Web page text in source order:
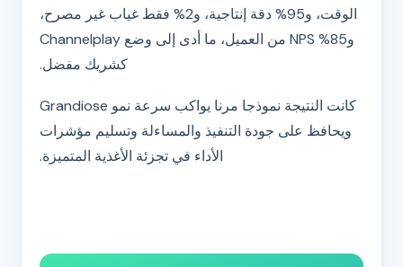
الوقت، و95% دقة إنتاجية، و2% فقط غياب غير مصرح،
و85% NPS من العميل، ما أدى إلى وضع Channelplay
كشريك مفضل.
كانت النتيجة نموذجا مرنا يواكب سرعة نمو Grandiose
ويحافظ على جودة التنفيذ والمساءلة وتسليم مؤشرات
الأداء في تجزئة الأغذية المتميزة.